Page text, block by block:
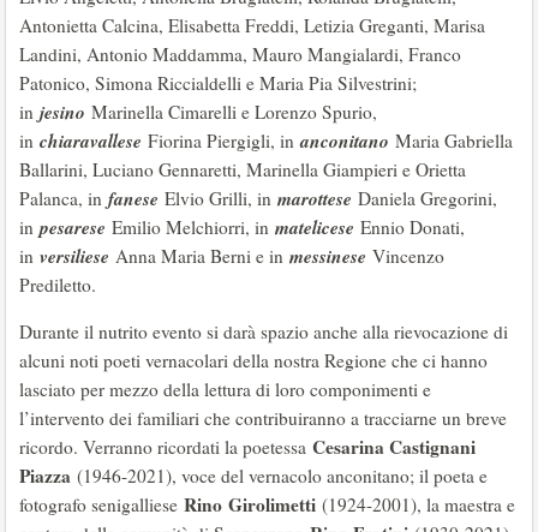
Antonietta Calcina, Elisabetta Freddi, Letizia Greganti, Marisa
Landini, Antonio Maddamma, Mauro Mangialardi, Franco
Patonico, Simona Riccialdelli e Maria Pia Silvestrini;
in jesino Marinella Cimarelli e Lorenzo Spurio,
in chiaravallese Fiorina Piergigli, inanconitano Maria Gabriella
Ballarini, Luciano Gennaretti, Marinella Giampieri e Orietta
Palanca, in fanese Elvio Grilli, in marottese Daniela Gregorini,
in pesarese Emilio Melchiorri, in matelicese Ennio Donati,
in versiliese Anna Maria Berni e in messinese Vincenzo
Prediletto.
Durante il nutrito evento si darà spazio anche alla rievocazione di
alcuni noti poeti vernacolari della nostra Regione che ci hanno
lasciato per mezzo della lettura di loro componimenti e
l’intervento dei familiari che contribuiranno a tracciarne un breve
ricordo. Verranno ricordati la poetessa Cesarina Castignani
Piazza (1946-2021), voce del vernacolo anconitano; il poeta e
fotografo senigalliese Rino Girolimetti (1924-2001), la maestra e